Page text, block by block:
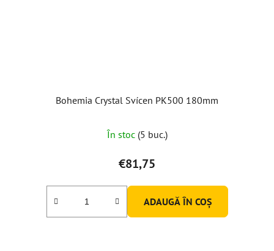
Bohemia Crystal Svícen PK500 180mm
În stoc (5 buc.)
€81,75
ADAUGĂ ÎN COŞ